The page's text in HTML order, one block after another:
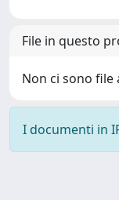
File in questo
Non ci sono
I documenti in